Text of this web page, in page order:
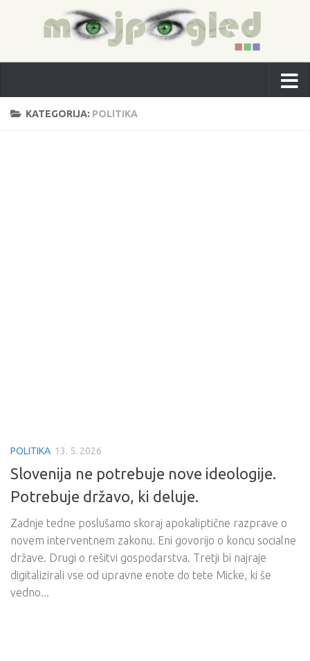
KATEGORIJA: POLITIKA
POLITIKA 13. 5. 2026
Slovenija ne potrebuje nove ideologije.
Potrebuje državo, ki deluje.
Zadnje tedne poslušamo skoraj apokaliptične razprave o
novem interventnem zakonu. Eni govorijo o koncu socialne
države. Drugi o rešitvi gospodarstva. Tretji bi najraje
digitalizirali vse od upravne enote do tete Micke, ki še
vedno...